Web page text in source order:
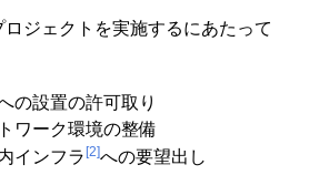
ジェクトを実施するにあたって
の設置の許可取り
ワーク環境の整備
インフラ[2]への要望出し